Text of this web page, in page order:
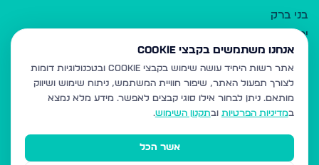
בני ברק
ירושלים
אלעד
גבעת זאב
בית שמש
רכסים
מודיעין עילית
אנחנו משתמשים בקבצי Cookie
אתר רשות היחיד עושה שימוש בקבצי Cookie ובטכנולוגיות דומות
לצורך תפעול האתר, שיפור חוויית המשתמש, ניתוח שימוש ושיווק
מותאם. ניתן לבחור אילו סוגי קבצים לאפשר. מידע מלא נמצא
במדיניות הפרטיות ובתקנון השימוש.
אשר הכל